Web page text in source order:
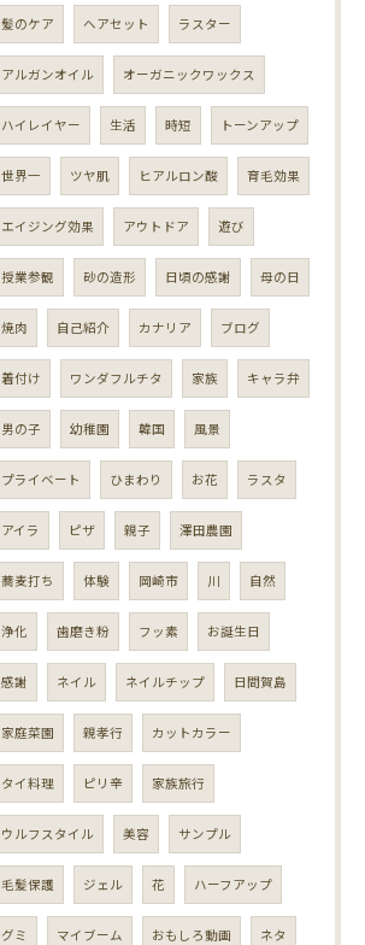
髪のケア ヘアセット ラスター
アルガンオイル オーガニックワックス
ハイレイヤー 生活 時短 トーンアップ
世界一 ツヤ肌 ヒアルロン酸 育毛効果
エイジング効果 アウトドア 遊び
授業参観 砂の造形 日頃の感謝 母の日
焼肉 自己紹介 カナリア ブログ
着付け ワンダフルチタ 家族 キャラ弁
男の子 幼稚園 韓国 風景
プライベート ひまわり お花 ラスタ
アイラ ピザ 親子 澤田農園
蕎麦打ち 体験 岡崎市 川 自然
浄化 歯磨き粉 フッ素 お誕生日
感謝 ネイル ネイルチップ 日間賀島
家庭菜園 親孝行 カットカラー
タイ料理 ピリ辛 家族旅行
ウルフスタイル 美容 サンプル
毛髪保護 ジェル 花 ハーフアップ
グミ マイブーム おもしろ動画 ネタ